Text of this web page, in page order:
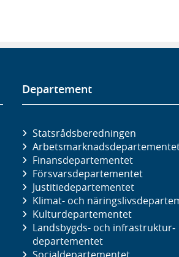
Departement
Statsrådsberedningen
Finans­departementet
Försvars­departementet
Justitie­departementet
Klimat- och
Kultur­departementet
Landsbygds- och infrastruktur­
departementet